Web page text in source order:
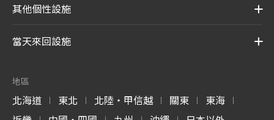
其他個性設施
當天來回設施
地區
北海道 | 東北 | 北陸・甲信越 | 關東 | 東海 |